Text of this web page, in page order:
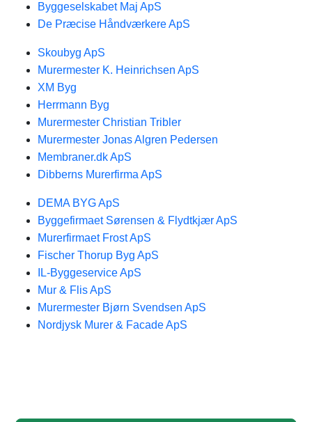
Byggeselskabet Maj ApS
De Præcise Håndværkere ApS
Skoubyg ApS
Murermester K. Heinrichsen ApS
XM Byg
Herrmann Byg
Murermester Christian Tribler
Murermester Jonas Algren Pedersen
Membraner.dk ApS
Dibberns Murerfirma ApS
DEMA BYG ApS
Byggefirmaet Sørensen & Flydtkjær ApS
Murerfirmaet Frost ApS
Fischer Thorup Byg ApS
IL-Byggeservice ApS
Mur & Flis ApS
Murermester Bjørn Svendsen ApS
Nordjysk Murer & Facade ApS